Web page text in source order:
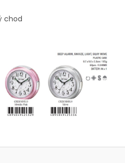
chod